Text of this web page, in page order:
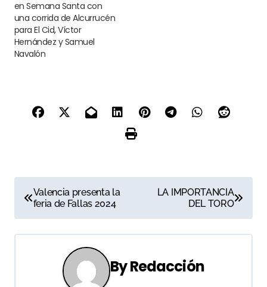
en Semana Santa con
una corrida de Alcurrucén
para El Cid, Víctor
Hernández y Samuel
Navalón
N
a
v
Valencia presenta la
feria de Fallas 2024
LA IMPORTANCIA
DEL TORO
ByRedacción